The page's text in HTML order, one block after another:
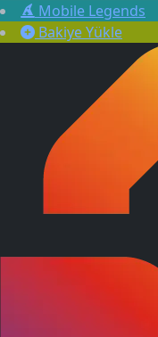
Mobile Legends
Bakiye Yükle